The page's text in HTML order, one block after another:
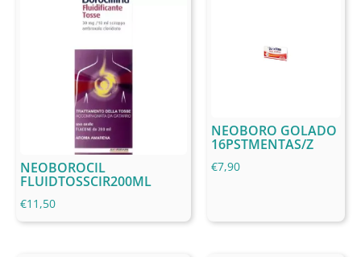
NEOBOROCIL
FLUIDTOSSCIR200ML
€11,50
NEOBORO GOLADO
16PSTMENTAS/Z
€7,90